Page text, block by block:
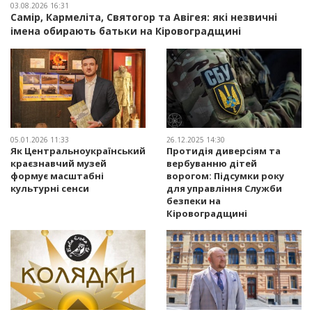
03.08.2026 16:31
Самір, Кармеліта, Святогор та Авігея: які незвичні
імена обирають батьки на Кіровоградщині
05.01.2026 11:33
Як Центральноукраїнський
краєзнавчий музей
формує масштабні
культурні сенси
26.12.2025 14:30
Протидія диверсіям та
вербуванню дітей
ворогом: Підсумки року
для управління Служби
безпеки на
Кіровоградщині